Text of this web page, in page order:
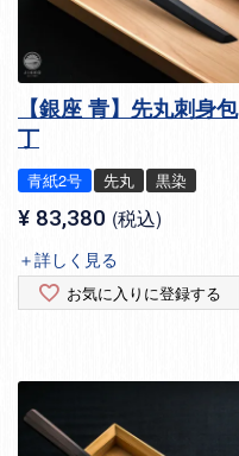
【銀座 青】先丸刺身包
丁
青紙2号 先丸 黒染
¥ 83,380 税込
＋詳しく見る
お気に入りに登録する